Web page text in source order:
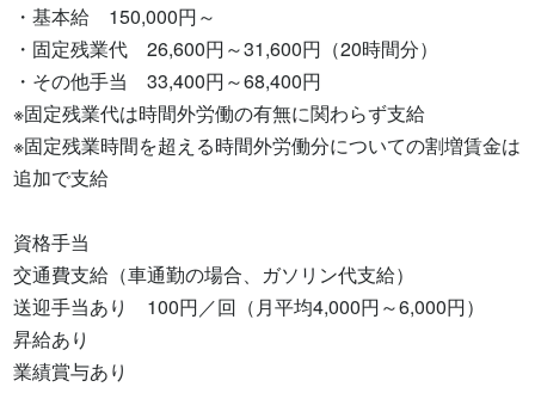
・基本給　150,000円～
・固定残業代　26,600円～31,600円（20時間分）
・その他手当　33,400円～68,400円
※固定残業代は時間外労働の有無に関わらず支給
※固定残業時間を超える時間外労働分についての割増賃金は
追加で支給
資格手当
交通費支給（車通勤の場合、ガソリン代支給）
送迎手当あり　100円／回（月平均4,000円～6,000円）
昇給あり
業績賞与あり